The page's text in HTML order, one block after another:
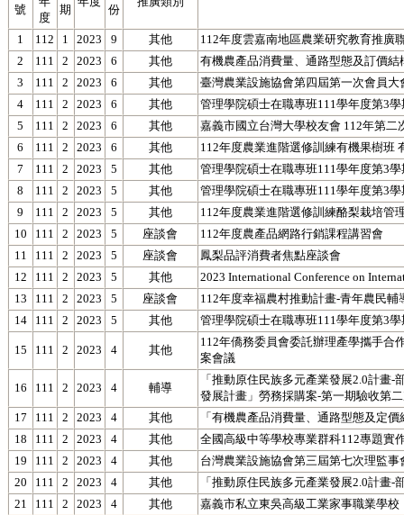
號
度
期 份
1 112 1 2023 9 其他
112年度雲嘉南地區農業研究教育推廣
2
111 2 2023 6 其他
有機農產品消費量、通路型態及訂價結
3
111 2 2023 6 其他
臺灣農業設施協會第四屆第一次會員
4
111 2 2023 6 其他
管理學院碩士在職專班111學年度第3
5
111 2 2023 6 其他
嘉義市國立台灣大學校友會 112年第二
6
111 2 2023 6 其他
112年度農業進階選修訓練有機果樹班
7
111 2 2023 5 其他
管理學院碩士在職專班111學年度第3
8
111 2 2023 5 其他
管理學院碩士在職專班111學年度第3
9
111 2 2023 5 其他
112年度農業進階選修訓練酪梨栽培管
10
111 2 2023 5 座談會
112年度農產品網路行銷課程講習會
11
111 2 2023 5 座談會
鳳梨品評消費者焦點座談會
12
111 2 2023 5 其他
2023 International Conference on
13
111 2 2023 5 座談會
112年度幸福農村推動計畫-青年農民
14
111 2 2023 5 其他 管理學院碩士在職專班111學年度第3
15 111 2 2023 4 其他
112年僑務委員會委託辦理產學攜手合
案會議
16 111 2 2023 4 輔導
「推動原住民族多元產業發展2.0計畫
發展計畫」勞務採購案-第一期驗收第
17
111 2 2023 4 其他
「有機農產品消費量、通路型態及定
18
111 2 2023 4 其他
全國高級中等學校專業群科112專題實
19
111 2 2023 4 其他
台灣農業設施協會第三屆第七次理監事
20
111 2 2023 4 其他
「推動原住民族多元產業發展2.0計畫
21
111 2 2023 4 其他
嘉義市私立東吳高級工業家事職業學